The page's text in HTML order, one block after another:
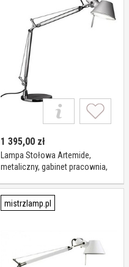
1 395,00 zł
Lampa Stołowa Artemide,
metaliczny, gabinet pracownia,
mistrzlamp.pl